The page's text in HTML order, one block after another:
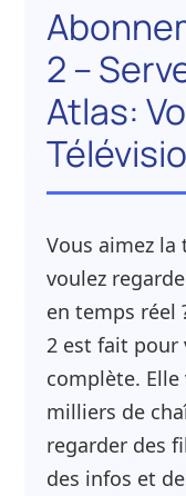
2 –
Atlas:
Vous aimez la
voulez
en temps réel
2 est fait pour
complète. Elle
milliers de
regarder des
des infos et